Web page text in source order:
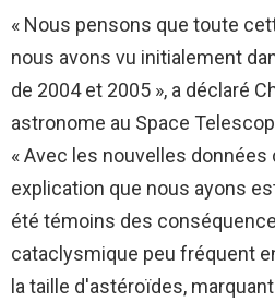
« Nous pensons que toute
nous avons vu initialement
de 2004 et 2005 », a déclaré
astronome au Space
« Avec les nouvelles données
explication que nous ayons
été témoins des
cataclysmique peu fréquent
la taille d'astéroïdes,